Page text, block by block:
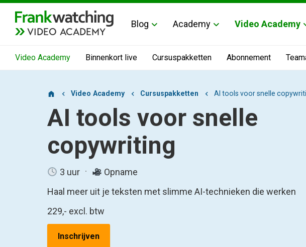
VIDEO ACADEMY
Blog Academy Video Academy
Video Academy Binnenkort live Cursuspakketten Abonnement
Video Academy Cursuspakketten AI tools voor snelle
AI tools voor snelle
copywriting
3 uur
Opname
Haal meer uit je teksten met slimme AI-technieken die werken
229,- excl. btw
Inschrijven